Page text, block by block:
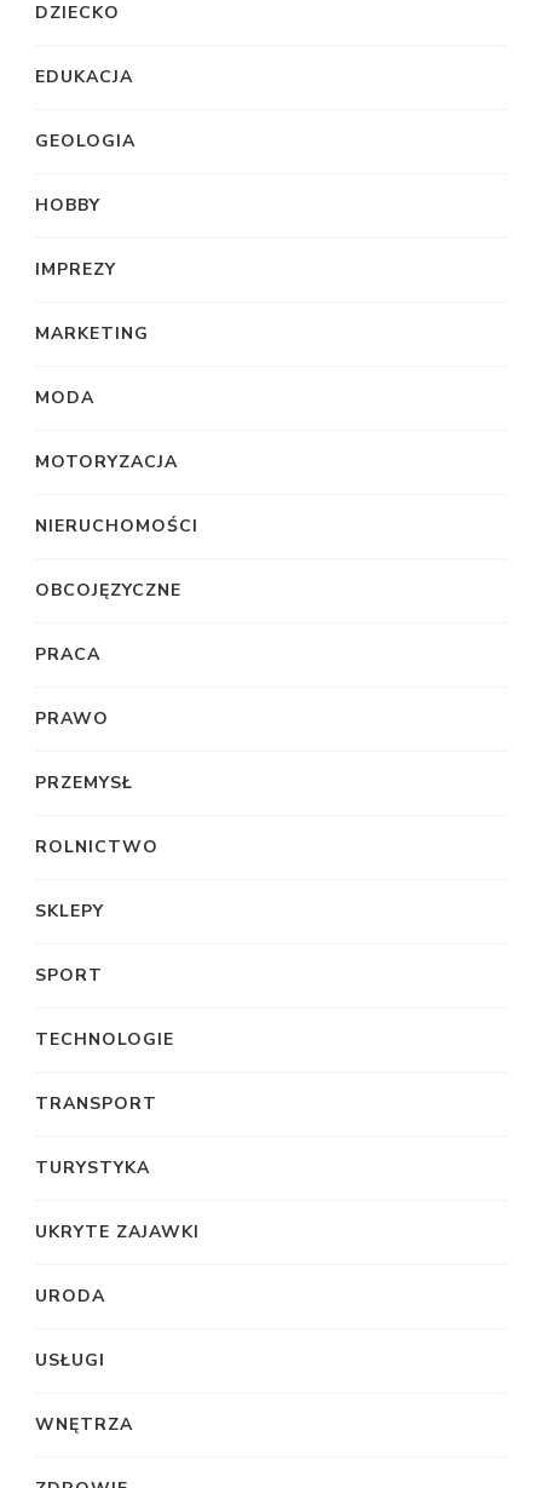
DZIECKO
EDUKACJA
GEOLOGIA
HOBBY
IMPREZY
MARKETING
MODA
MOTORYZACJA
NIERUCHOMOŚCI
OBCOJĘZYCZNE
PRACA
PRAWO
PRZEMYSŁ
ROLNICTWO
SKLEPY
SPORT
TECHNOLOGIE
TRANSPORT
TURYSTYKA
UKRYTE ZAJAWKI
URODA
USŁUGI
WNĘTRZA